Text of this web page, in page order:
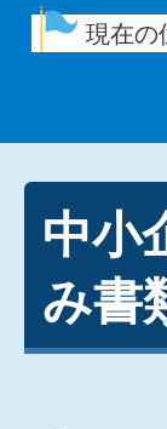
現在の
中小
み書